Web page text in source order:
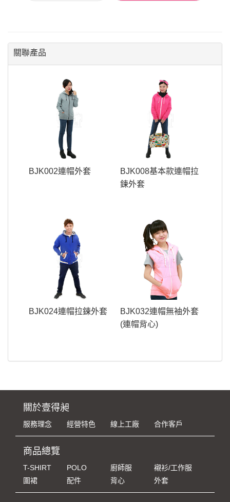
關聯產品
BJK002連帽外套
BJK008基本款連帽拉
鍊外套
BJK024連帽拉鍊外套
BJK032連帽無袖外套
(連帽背心)
關於壹得昶
服務理念 經營特色 線上工廠 合作客戶
商品總覽
T-SHIRT POLO 廚師服
襯衫/工作服
圍裙
配件 背心 外套